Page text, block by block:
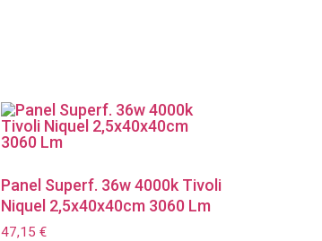
Panel Superf. 36w 4000k Tivoli
Niquel 2,5x40x40cm 3060 Lm
47,15€